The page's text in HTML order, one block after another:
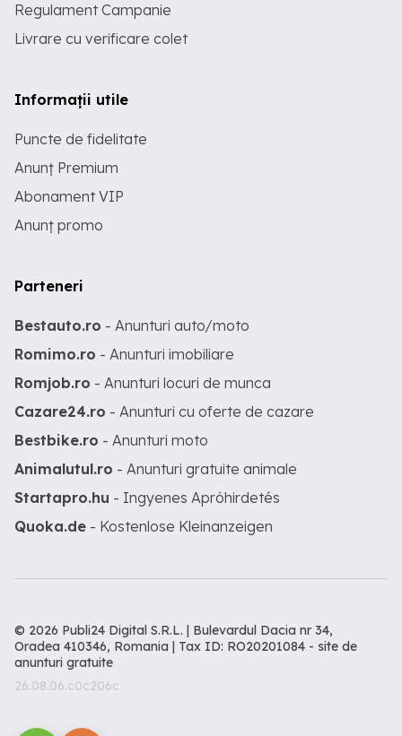
Regulament Campanie
Livrare cu verificare colet
Informații utile
Puncte de fidelitate
Anunț Premium
Abonament VIP
Anunț promo
Parteneri
Bestauto.ro - Anunturi auto/moto
Romimo.ro - Anunturi imobiliare
Romjob.ro - Anunturi locuri de munca
Cazare24.ro - Anunturi cu oferte de cazare
Bestbike.ro - Anunturi moto
Animalutul.ro - Anunturi gratuite animale
Startapro.hu - Ingyenes Apróhirdetés
Quoka.de - Kostenlose Kleinanzeigen
© 2026 Publi24 Digital S.R.L. | Bulevardul Dacia nr 34,
Oradea 410346, Romania | Tax ID: RO20201084 - site de
anunturi gratuite
26.08.06.c0c206c